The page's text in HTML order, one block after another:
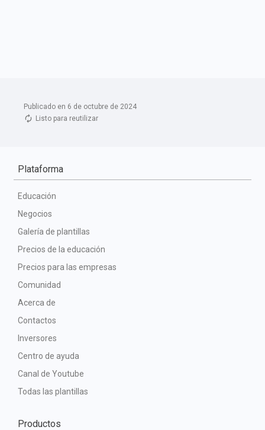
Publicado en 6 de octubre de 2024
Listo para reutilizar
Plataforma
Educación
Negocios
Galería de plantillas
Precios de la educación
Precios para las empresas
Comunidad
Acerca de
Contactos
Inversores
Centro de ayuda
Canal de Youtube
Todas las plantillas
Productos